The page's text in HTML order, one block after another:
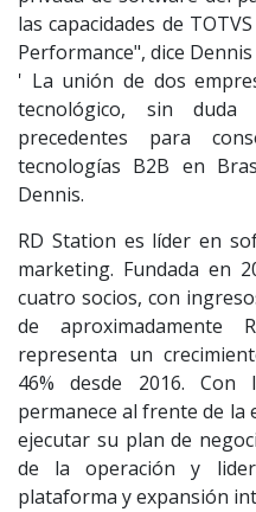
las capacidades de
Performance", dice Dennis
' La unión de dos
tecnológico, sin
precedentes para
tecnologías B2B en
Dennis.
RD Station es líder en
marketing. Fundada en
cuatro socios, con
de
representa un
46% desde 2016. Con
permanece al frente de la
ejecutar su plan de
de la operación y
plataforma y expansión